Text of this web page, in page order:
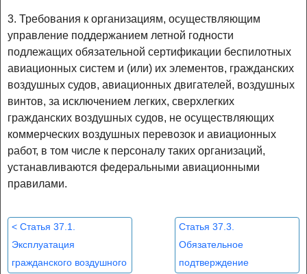
3. Требования к организациям, осуществляющим
управление поддержанием летной годности
подлежащих обязательной сертификации беспилотных
авиационных систем и (или) их элементов, гражданских
воздушных судов, авиационных двигателей, воздушных
винтов, за исключением легких, сверхлегких
гражданских воздушных судов, не осуществляющих
коммерческих воздушных перевозок и авиационных
работ, в том числе к персоналу таких организаций,
устанавливаются федеральными авиационными
правилами.
< Статья 37.1.
Эксплуатация
гражданского воздушного
Статья 37.3.
Обязательное
подтверждение